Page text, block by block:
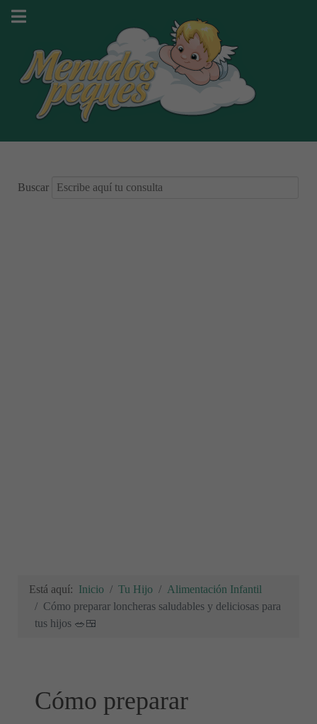
Buscar
Está aquí: Inicio Tu Hijo
Alimentación Infantil
Cómo preparar loncheras saludables y deliciosas para
tus hijos 🥗🍱
Cómo preparar